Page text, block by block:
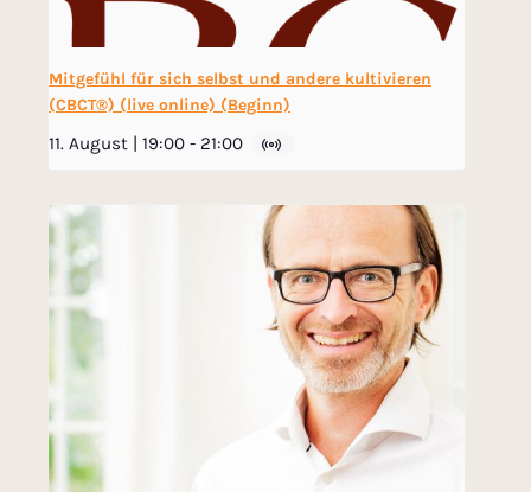
Mitgefühl für sich selbst und andere kultivieren
(CBCT®) (live online) (Beginn)
11. August | 19:00 - 21:00